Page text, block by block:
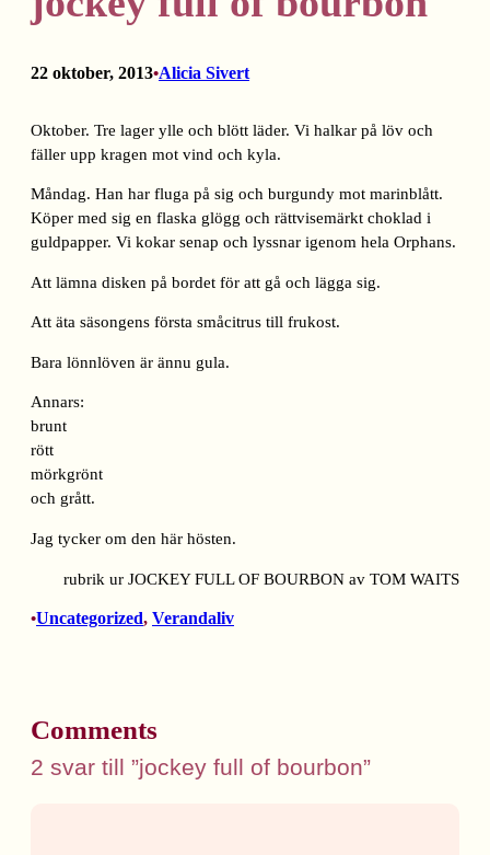
22 oktober, 2013•Alicia Sivert
Oktober. Tre lager ylle och blött läder. Vi halkar på löv och
fäller upp kragen mot vind och kyla.
Måndag. Han har fluga på sig och burgundy mot marinblått.
Köper med sig en flaska glögg och rättvisemärkt choklad i
guldpapper. Vi kokar senap och lyssnar igenom hela Orphans.
Att lämna disken på bordet för att gå och lägga sig.
Att äta säsongens första småcitrus till frukost.
Bara lönnlöven är ännu gula.
Annars:
brunt
rött
mörkgrönt
och grått.
Jag tycker om den här hösten.
rubrik ur JOCKEY FULL OF BOURBON av TOM WAITS
•Uncategorized, Verandaliv
Comments
2 svar till ”jockey full of bourbon”